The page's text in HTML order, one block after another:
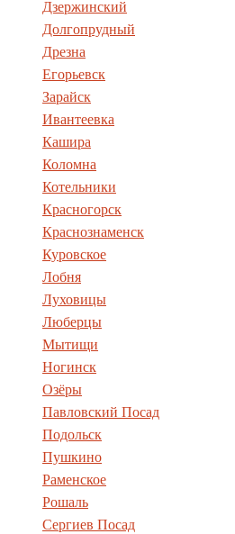
Дзержинский
Долгопрудный
Дрезна
Егорьевск
Зарайск
Ивантеевка
Кашира
Коломна
Котельники
Красногорск
Краснознаменск
Куровское
Лобня
Луховицы
Люберцы
Мытищи
Ногинск
Озёры
Павловский Посад
Подольск
Пушкино
Раменское
Рошаль
Сергиев Посад